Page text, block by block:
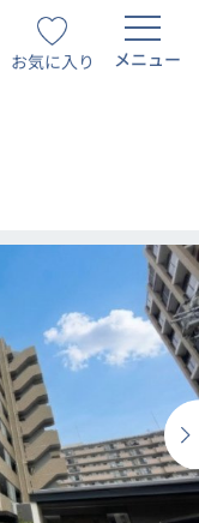
お気に入り メニュー